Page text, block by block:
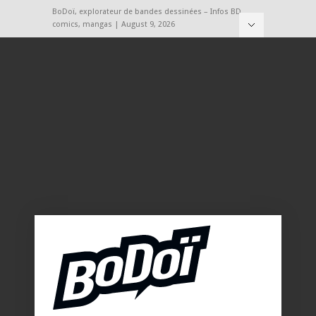
BoDoï, explorateur de bandes dessinées – Infos BD,
comics, mangas | August 9, 2026